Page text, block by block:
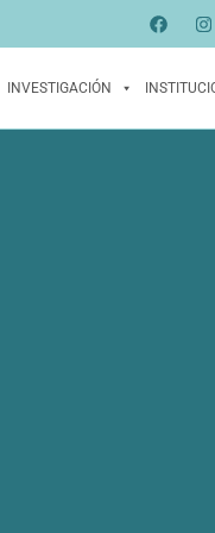
INVESTIGACIÓN